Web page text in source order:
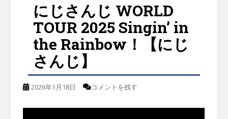
にじさんじ WORLD
TOUR 2025 Singin’ in
the Rainbow！【にじ
さんじ】
2026年1月18日 コメントを残す